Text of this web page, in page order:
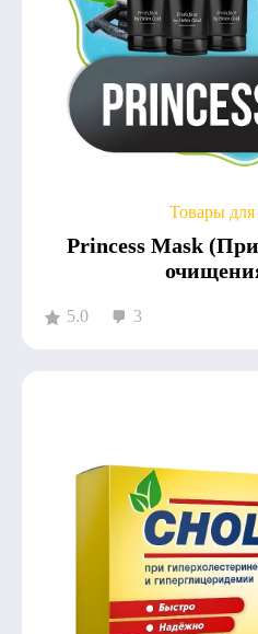
Товары
Princess Mask
5.0 3